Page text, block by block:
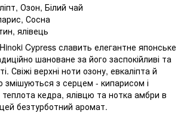
Озон, Білий чай
Сосна
ялівець
Cypress славить елегантне японське
шановане за його заспокійливі та
Свіжі верхні ноти озону, евкаліпта й
змішуються з серцем - кипарисом і
кедра, ялівцю та нотка амбри в
безтурботний аромат.